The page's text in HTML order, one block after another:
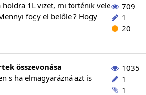
holdra 1L vizet, mi történik vele
fogy el belőle ? Hogy
709
1
20
összevonása
s ha elmagyarázná azt is
1035
1
1